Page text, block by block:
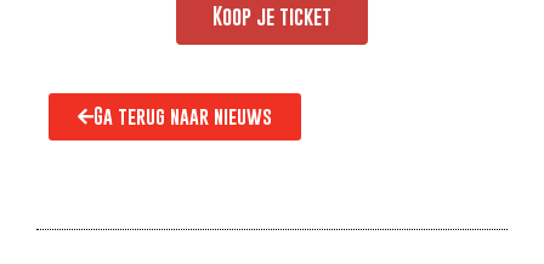
Koop je ticket
Ga terug naar nieuws